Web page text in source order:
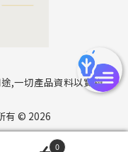
,一切產品資料以實物
有 © 2026
0